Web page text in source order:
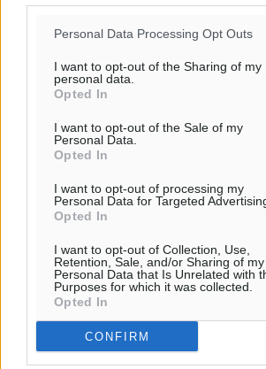
Personal Data Processing Opt Outs
I want to opt-out of the Sharing of my
personal data.
Opted In
I want to opt-out of the Sale of my
Personal Data.
Opted In
I want to opt-out of processing my
Personal Data for Targeted
Opted In
I want to opt-out of Collection, Use,
Retention, Sale, and/or Sharing of my
Personal Data that Is Unrelated with
Purposes for which it was collected.
Opted In
CONFIRM
Υπενθύμιση:
Για την μερική αναπαραγωγή της
ιστοσελίδες είναι απαραίτητη η χρήση
παρεχόμενου συνδέσμου παραπομπής
της Δημοκρατικής.
o καιρός τώρα:
αίθριος καιρός
km/h